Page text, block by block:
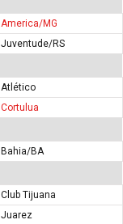
America/MG
Juventude/RS
Atlético
Cortulua
Bahia/BA
Club Tijuana
Juarez